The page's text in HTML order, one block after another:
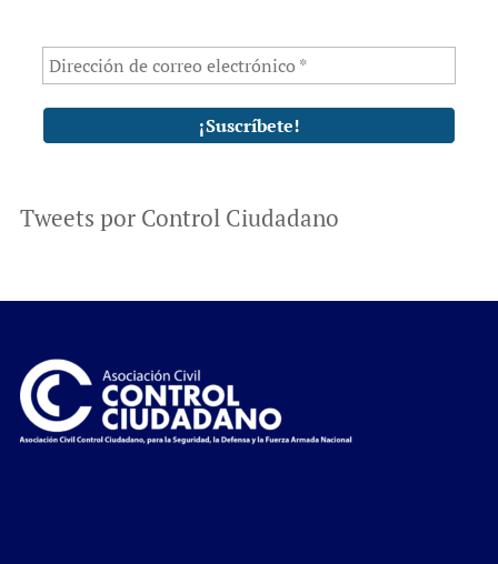
Tweets por Control Ciudadano